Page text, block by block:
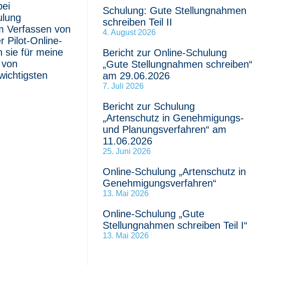
Verfassen von
Pilot-Online-
sie für meine
Schulung: Gute Stellungnahmen
schreiben Teil II
4. August 2026
Bericht zur Online-Schulung
„Gute Stellungnahmen schreiben“
am 29.06.2026
7. Juli 2026
Bericht zur Schulung
„Artenschutz in Genehmigungs-
und Planungsverfahren“ am
11.06.2026
25. Juni 2026
Online-Schulung „Artenschutz in
Genehmigungsverfahren“
13. Mai 2026
Online-Schulung „Gute
Stellungnahmen schreiben Teil I“
13. Mai 2026